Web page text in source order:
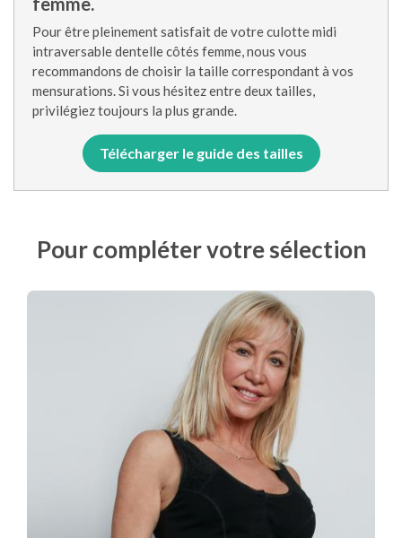
Pour être pleinement satisfait de votre culotte midi
intraversable dentelle côtés femme, nous vous
recommandons de choisir la taille correspondant à vos
mensurations. Si vous hésitez entre deux tailles,
privilégiez toujours la plus grande.
Télécharger le guide des tailles
Pour compléter votre sélection